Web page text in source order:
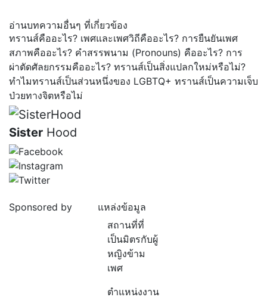
อ่านบทความอื่นๆ ที่เกี่ยวข้อง
ทรานส์คืออะไร? เพศและเพศวิถีคืออะไร? การยืนยันเพศ
สภาพคืออะไร? คำสรรพนาม (Pronouns) คืออะไร? การ
ผ่าตัดศัลยกรรมคืออะไร? ทรานส์เป็นสิ่งแปลกใหม่หรือไม่?
ทำไมทรานส์เป็นส่วนหนึ่งของ LGBTQ+ ทรานส์เป็นความเจ็บ
ป่วยทางจิตหรือไม่
Sister Hood
Sponsored by
แหล่งข้อมูล
สถานที่ที่
เป็นมิตรกับผู้
หญิงข้าม
เพศ
ตำแหน่งงาน